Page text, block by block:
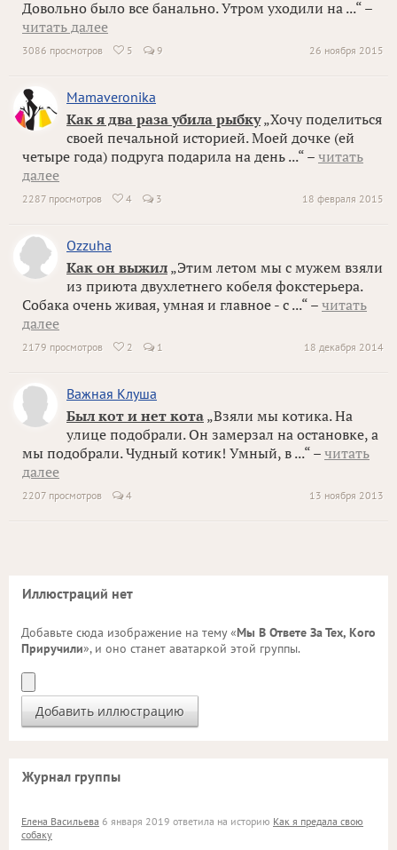
Довольно было все банально. Утром уходили на ...“ –
читать далее
26 ноября 2015
3086 просмотров  5 9
Mamaveronika
Как я два раза убила рыбку„Хочу поделиться
своей печальной историей. Моей дочке (ей
четыре года) подруга подарила на день ...“ – читать
далее
18 февраля 2015
2287 просмотров  4 3
Ozzuha
Как он выжил „Этим летом мы с мужем взяли
из приюта двухлетнего кобеля фокстерьера.
Собака очень живая, умная и главное - с ...“ – читать
далее
18 декабря 2014
2179 просмотров  2 1
Важная Клуша
Был кот и нет кота „Взяли мы котика. На
улице подобрали. Он замерзал на остановке, а
мы подобрали. Чудный котик! Умный, в ...“ – читать
далее
13 ноября 2013
2207 просмотров 4
Иллюстраций нет
Добавьте сюда изображение на тему «Мы В Ответе За Тех, Кого
Приручили», и оно станет аватаркой этой группы.
Журнал группы
Елена Васильева 6 января 2019 ответила на историю Как я предала свою
собаку